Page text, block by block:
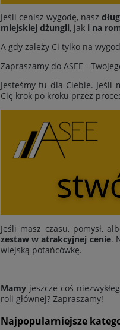
Jeśli cenisz wygodę, nasz
miejskiej dżungli, jak i na
A gdy zależy Ci tylko na
Zapraszamy do ASEE -
Jesteśmy tu dla Ciebie.
Cię krok po kroku przez
Jeśli masz czasu, pomysł,
zestaw w atrakcyjnej cenie.
wiejską potańcówkę.
Mamy jeszcze coś
roli głównej? Zapraszamy!
Najpopularniejsze